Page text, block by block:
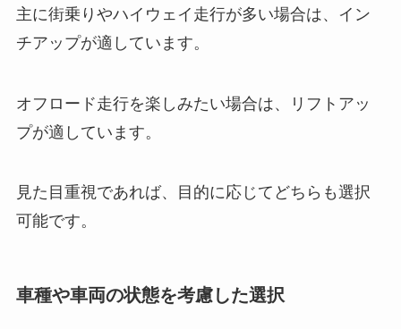
主に街乗りやハイウェイ走行が多い場合は、イン
チアップが適しています。
オフロード走行を楽しみたい場合は、リフトアッ
プが適しています。
見た目重視であれば、目的に応じてどちらも選択
可能です。
車種や車両の状態を考慮した選択